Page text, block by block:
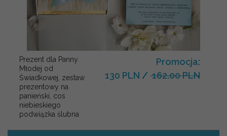
Prezent dla Panny
Młodej od
Świadkowej, zestaw
prezentowy na
panieński, cos
niebieskiego
podwiązka ślubna
Promocja:
130 PLN / 162.00 PLN